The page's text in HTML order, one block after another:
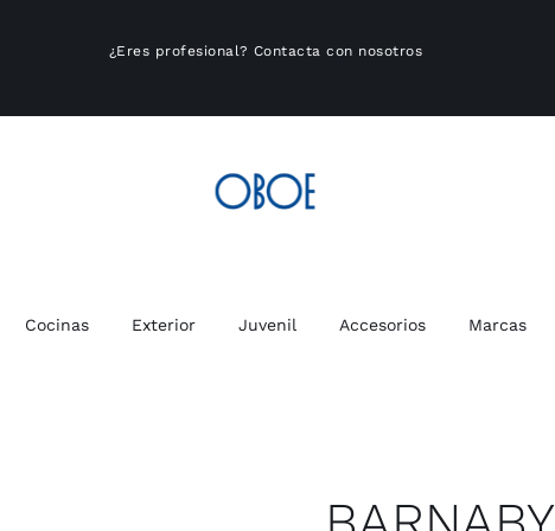
¿Eres profesional? Contacta con nosotros
Cocinas Exterior Juvenil Accesorios Marcas